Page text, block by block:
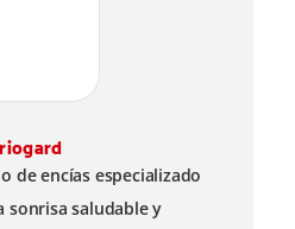
de encías especializado
sonrisa saludable y